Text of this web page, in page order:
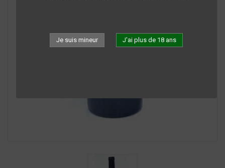
Je suis mineur J'ai plus de 18 ans